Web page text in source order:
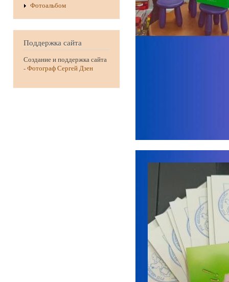
Фотоальбом
Поддержка сайта
Создание и поддержка сайта
-Фотограф Сергей Дзен